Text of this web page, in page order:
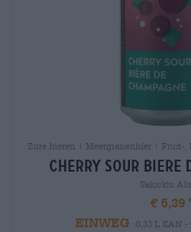
Zure bieren | Meergranenbier | Fruit-,
cherry sour biere
Sakiskiu
€ 5,39
EINWEG
0,33 L KAN -